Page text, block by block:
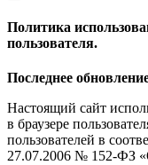
Политика
пользователя.
Последнее
Настоящий сайт
в браузере
пользователей в
27.07.2006 № 152-ФЗ